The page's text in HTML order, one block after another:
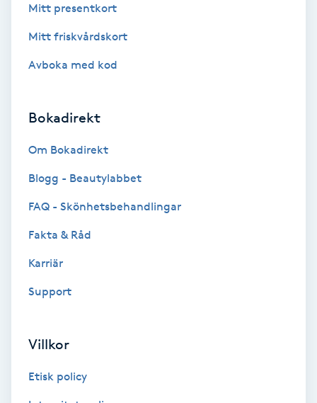
Fransförlängning Megavolym
Fransk manikyr
Fransrengöring
Friskvård
Frisör
Funktionsanalys
Mitt presentkort
Mitt friskvårdskort
Avboka med kod
Bokadirekt
Om Bokadirekt
Blogg - Beautylabbet
FAQ - Skönhetsbehandlingar
Fakta & Råd
Karriär
Support
Villkor
Etisk policy